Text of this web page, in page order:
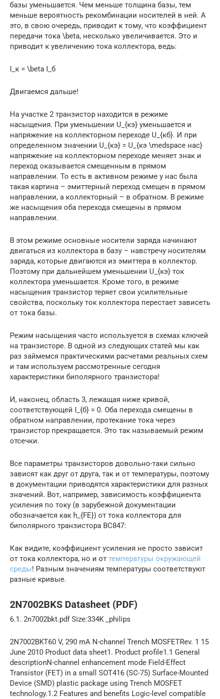
базы уменьшается. Чем меньше толщина базы, тем
меньше вероятность рекомбинации носителей в ней. А
это, в свою очередь, приводит к тому, что коэффициент
передачи тока \beta, несколько увеличивается. Это и
приводит к увеличению тока коллектора, ведь:
I_к = \beta I_б
Двигаемся дальше!
На участке 2 транзистор находится в режиме
насыщения. При уменьшении U_{кэ} уменьшается и
напряжение на коллекторном переходе U_{кб}. И при
определенном значении U_{кэ} = U_{кэ \medspace нас}
напряжение на коллекторном переходе меняет знак и
переход оказывается смещенным в прямом
направлении. То есть в активном режиме у нас была
такая картина – эмиттерный переход смещен в прямом
направлении, а коллекторный – в обратном. В режиме
же насыщения оба перехода смещены в прямом
направлении.
В этом режиме основные носители заряда начинают
двигаться из коллектора в базу – навстречу носителям
заряда, которые двигаются из эмиттера в коллектор.
Поэтому при дальнейшем уменьшении U_{кэ} ток
коллектора уменьшается. Кроме того, в режиме
насыщения транзистор теряет свои усилительные
свойства, поскольку ток коллектора перестает зависеть
от тока базы.
Режим насыщения часто используется в схемах ключей
на транзисторе. В одной из следующих статей мы как
раз займемся практическими расчетами реальных схем
и там используем рассмотренные сегодня
характеристики биполярного транзистора!
И, наконец, область 3, лежащая ниже кривой,
соответствующей I_{б} = 0. Оба перехода смещены в
обратном направлении, протекание тока через
транзистор прекращается. Это так называемый режим
отсечки.
Все параметры транзисторов довольно-таки сильно
зависят как друг от друга, так и от температуры, поэтому
в документации приводятся характеристики для разных
значений. Вот, например, зависимость коэффициента
усиления по току (в зарубежной документации
обозначается как h_{FE}) от тока коллектора для
биполярного транзистора BC847:
Как видите, коэффициент усиления не просто зависит
от тока коллектора, но и от температуры окружающей
среды! Разным значениям температуры соответствуют
разные кривые.
2N7002BKS Datasheet (PDF)
6.1. 2n7002bkt.pdf Size:334K _philips
2N7002BKT60 V, 290 mA N-channel Trench MOSFETRev. 1 15
June 2010 Product data sheet1. Product profile1.1 General
descriptionN-channel enhancement mode Field-Effect
Transistor (FET) in a small SOT416 (SC-75) Surface-Mounted
Device (SMD) plastic package using Trench MOSFET
technology.1.2 Features and benefits Logic-level compatible